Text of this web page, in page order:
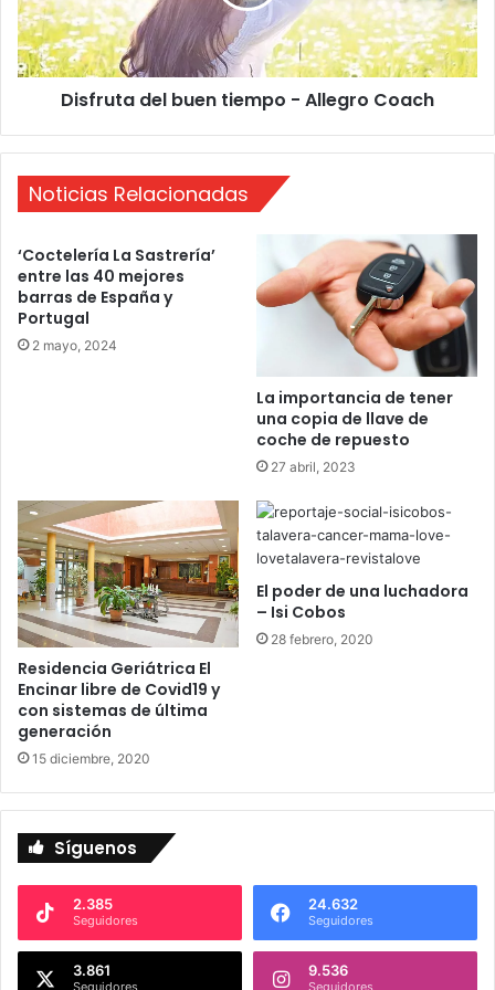
0
1
7
u
t
a
d
n
i
e
m
p
o
r
o
C
o
a
c
Disfruta del buen tiempo - Allegro Coach
Noticias Relacionadas
‘Coctelería La Sastrería’
entre las 40 mejores
barras de España y
Portugal
2 mayo, 2024
La importancia de tener
una copia de llave de
coche de repuesto
27 abril, 2023
Residencia Geriátrica El
Encinar libre de Covid19 y
con sistemas de última
generación
15 diciembre, 2020
El poder de una luchadora
– Isi Cobos
28 febrero, 2020
Síguenos
2.385
Seguidores
24.632
Seguidores
3.861
Seguidores
9.536
Seguidores